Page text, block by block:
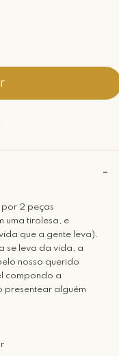
por 2 peças
uma tirolesa, e
que a gente leva).
se leva da vida, a
nosso querido
compondo a
alguém